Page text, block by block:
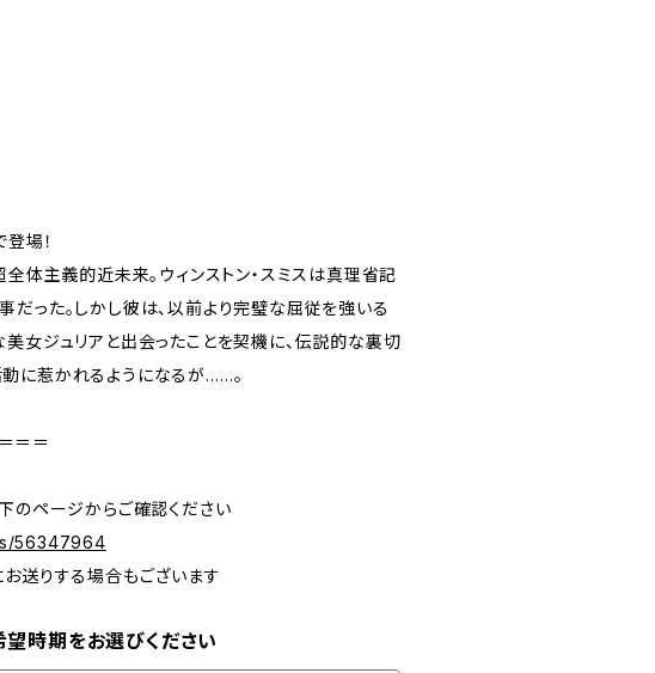
場！
全体主義的近未来。ウィンストン・スミスは真理省記
った。しかし彼は、以前より完璧な屈従を強いる
女ジュリアと出会ったことを契機に、伝説的な裏切
に惹かれるようになるが……。
＝＝
のページからご確認ください
56347964
送りする場合もございます
時期をお選びください